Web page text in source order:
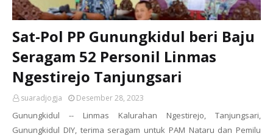
Sat-Pol PP Gunungkidul beri Baju
Seragam 52 Personil Linmas
Ngestirejo Tanjungsari
suaradjogja Desember 28, 2023
Gunungkidul -- Linmas Kalurahan Ngestirejo, Tanjungsari,
Gunungkidul DIY, terima seragam untuk PAM Nataru dan Pemilu